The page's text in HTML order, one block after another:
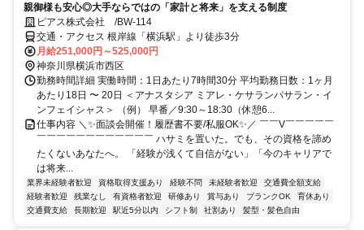
親御様も安心◎大手ならではの「家計と将来」を支える制度
ピアス株式会社 /BW-114
交通・アクセス 根岸線「横浜駅」より徒歩3分
月給251,000円～525,000円
神奈川県横浜市西区
勤務時間詳細 実働時間：1日あたり7時間30分 平均勤務日数：1ヶ月
あたり18日 〜 20日 ＜アナスタシア ミアレ・ケサランパサラン・イ
ンフェイシャス＞ （例） 早番／9:30～18:30（休憩6...
仕事内容 ＼✨面談会開催！履歴書不要/私服OK✨／ ￣￣V￣￣￣￣￣
￣￣￣￣￣￣￣￣￣￣￣￣ ハサミを置いた。でも、その資格を諦め
たくないあなたへ。 「経験が浅くて自信がない」「今のキャリアで
は将来...
業界未経験者歓迎 資格取得支援あり 経験不問 未経験者歓迎
交通費全額支給
経験者歓迎
残業なし 有資格者歓迎 研修あり 賞与あり ブランクOK
育休あり
交通費支給
長期歓迎 駅近5分以内 シフト制 社割あり 髪型・髪色自由